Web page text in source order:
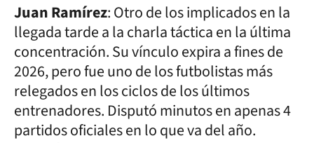
Juan Ramírez: Otro de los implicados en la
llegada tarde a la charla táctica en la última
concentración. Su vínculo expira a fines de
2026, pero fue uno de los futbolistas más
relegados en los ciclos de los últimos
entrenadores. Disputó minutos en apenas 4
partidos oficiales en lo que va del año.